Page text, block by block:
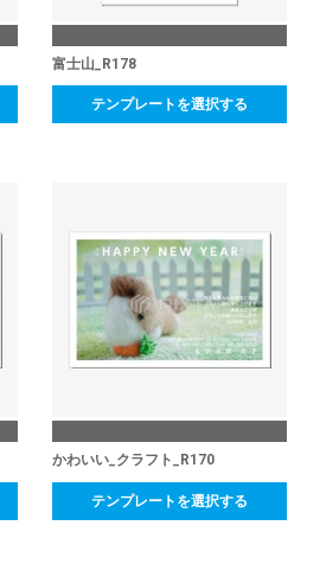
富士山_R178
テンプレートを選択する
かわいい_クラフト_R170
テンプレートを選択する